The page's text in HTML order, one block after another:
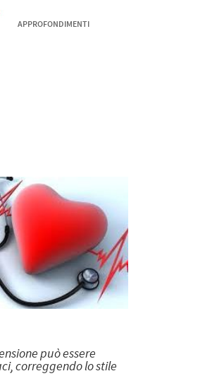
APPROFONDIMENTI
può essere
correggendo lo stile